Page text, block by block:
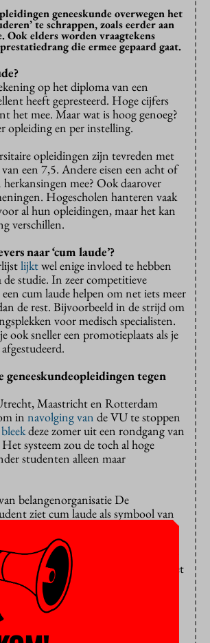
geneeskunde overwegen het
te schrappen, zoals eerder aan
Ook elders worden vraagtekens
die ermee gepaard gaat.
op het diploma van een
heeft gepresteerd. Hoge cijfers
het mee. Maar wat is hoog genoeg?
opleiding en per instelling.
opleidingen zijn tevreden met
een 7,5. Andere eisen een acht of
mee? Ook daarover
Hogescholen hanteren vaak
al hun opleidingen, maar het kan
verschillen.
naar ‘cum laude’?
lijktwel enige invloed te hebben
de studie. In zeer competitieve
cum laude helpen om net iets meer
de rest. Bijvoorbeeld in de strijd om
voor medisch specialisten.
ook sneller een promotieplaats als je
geneeskundeopleidingen tegen
Maastricht en Rotterdam
in navolging van de VU te stoppen
bleekdeze zomer uit een rondgang van
systeem zou de toch al hoge
studenten alleen maar
belangenorganisatie De
ziet cum laude als symbool van
Den Boon: “Bij
de extremen meteen zichtbaar.
selectie. De opleidingen pakken er
uit dat al van meet af aan bezig is met
dat met vaak zware
onzekerheid van subjectieve
coschappen en je krijgt een zeer
de student zich in moet wringen.”